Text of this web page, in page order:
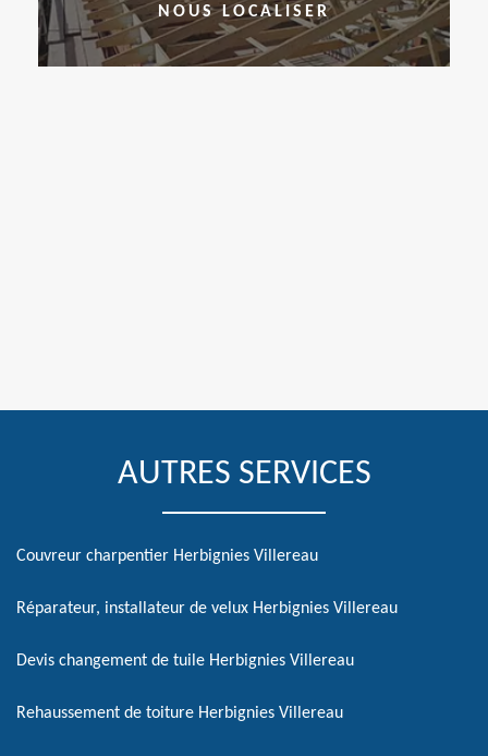
NOUS LOCALISER
AUTRES SERVICES
Couvreur charpentier Herbignies Villereau
Réparateur, installateur de velux Herbignies Villereau
Devis changement de tuile Herbignies Villereau
Rehaussement de toiture Herbignies Villereau